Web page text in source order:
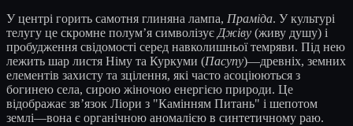
У центрі горить самотня глиняна лампа, Праміда. У культурі
телугу це скромне полум’я символізує Джіву (живу душу) і
пробудження свідомості серед навколишньої темряви. Під нею
лежить шар листя Німу та Куркуми (Пасупу)—древніх, земних
елементів захисту та зцілення, які часто асоціюються з
богинею села, сирою жіночою енергією природи. Це
відображає зв’язок Ліори з "Камінням Питань" і шепотом
землі—вона є органічною аномалією в синтетичному раю.